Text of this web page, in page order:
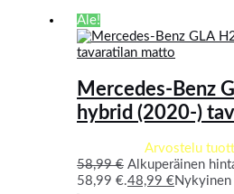
Ale!
Mercedes-Benz
hybrid (2020-)
Arvostelu
58,99€ Alkuperäinen
58,99 €.48,99€